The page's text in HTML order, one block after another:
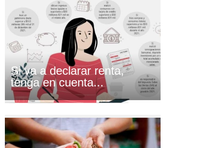
Si va a declarar renta,
tenga en cuenta...